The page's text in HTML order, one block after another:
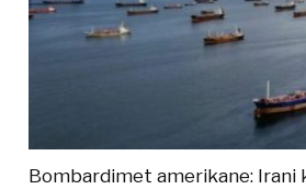
Bombardimet amerikane: Irani